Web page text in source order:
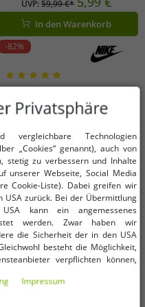
Eingrifftaschen NF0A82300EA1
Blau
UVP:59,99 €*
In den Warenkorb
-82%
Privatsphäre
Technologien
„Cookies“ genannt), auch von
stetig zu verbessern und Inhalte
unserer Webseite, Social Media
Cookie-Liste). Dabei greifen wir
zurück. Bei der Übermittlung
kann ein angemessenes
werden. Zwar haben wir
die Sicherheit der in den USA
besteht die Möglichkeit,
verpflichten können,
Gesetzgebung, ein wirksamer
Impressum